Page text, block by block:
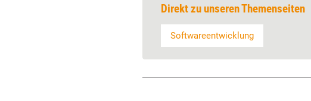
Direkt zu unseren Themenseiten
Softwareentwicklung